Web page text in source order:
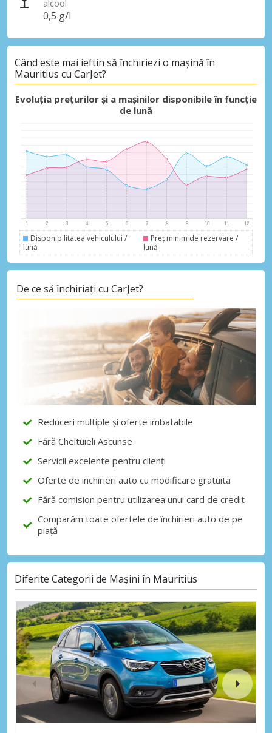
Accesați ofertele exclusive ale
furnizorilor noștri
Autentificare cu eLink
alcool
0,5 g/l
Când este mai ieftin să închiriezi o mașină în
Mauritius cu CarJet?
Evoluția prețurilor și a mașinilor disponibile în funcție
de lună
Disponibilitatea vehiculului /
lună
Preț minim de rezervare /
lună
De ce să închiriați cu CarJet?
Reduceri multiple și oferte imbatabile
Fără Cheltuieli Ascunse
Servicii excelente pentru clienți
Oferte de inchirieri auto cu modificare gratuita
Fără comision pentru utilizarea unui card de credit
Comparăm toate ofertele de închirieri auto de pe
piață
Diferite Categorii de Mașini în Mauritius